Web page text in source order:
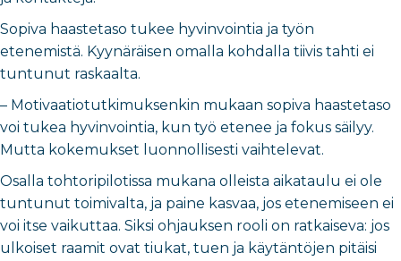
Sopiva haastetaso tukee hyvinvointia ja työn
etenemistä. Kyynäräisen omalla kohdalla tiivis tahti ei
tuntunut raskaalta.
– Motivaatiotutkimuksenkin mukaan sopiva haastetaso
voi tukea hyvinvointia, kun työ etenee ja fokus säilyy.
Mutta kokemukset luonnollisesti vaihtelevat.
Osalla tohtoripilotissa mukana olleista aikataulu ei ole
tuntunut toimivalta, ja paine kasvaa, jos etenemiseen ei
voi itse vaikuttaa. Siksi ohjauksen rooli on ratkaiseva: jos
ulkoiset raamit ovat tiukat, tuen ja käytäntöjen pitäisi